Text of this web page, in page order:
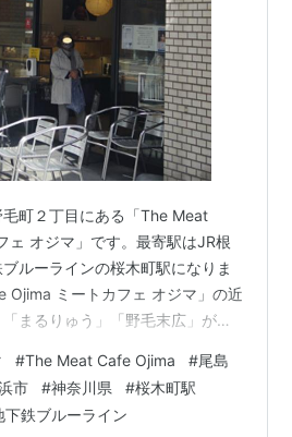
町２丁目にある「The Meat
ェ オジマ」です。最寄駅はJR根
ルーラインの桜木町駅になりま
Ojima ミートカフェ オジマ」の近
まるりゅう」「野毛末広」があ
morigen1.hatenablog.com
ミートカフェ オジマ」へはラン
店内は先客が数組入っておりま
#The Meat Cafe Ojima #尾島
市 #神奈川県 #桜木町駅
下鉄ブルーライン